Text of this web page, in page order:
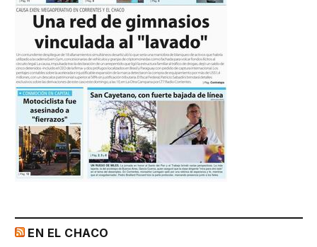
EN EL CHACO